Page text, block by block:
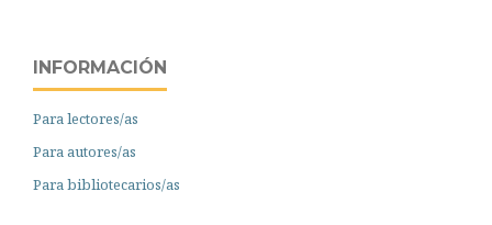
INFORMACIÓN
Para lectores/as
Para autores/as
Para bibliotecarios/as